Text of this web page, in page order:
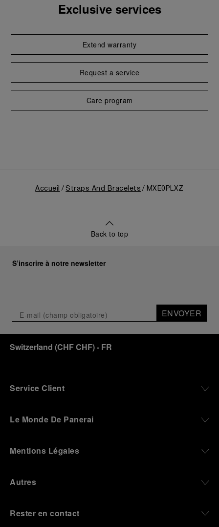
Exclusive services
Extend warranty
Request a service
Care program
Accueil Straps And Bracelets MXE0PLXZ
Back to top
S’inscrire à notre newsletter
ENVOYER
Switzerland (CHF CHF)- FR
Service Client
Le Monde De Panerai
Mentions Légales
Autres
Rester en contact